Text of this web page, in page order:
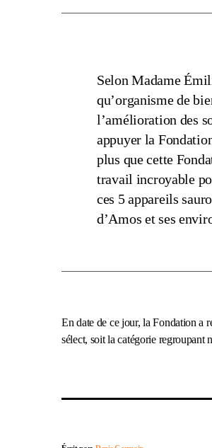
Selon Madame
qu’organisme de
l’amélioration des
appuyer la
plus que cette
travail incroyable
ces 5 appareils
d’Amos et ses
En date de ce jour, la Fondation a
sélect, soit la catégorie regroupant